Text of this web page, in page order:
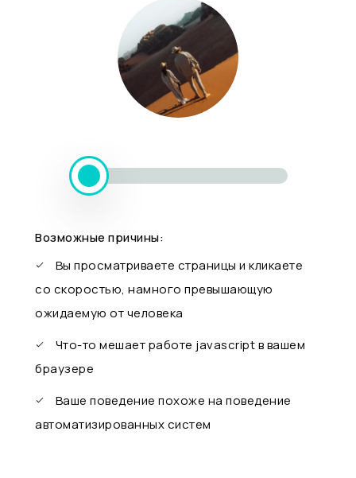
Возможные причины:
Вы просматриваете страницы и кликаете
со скоростью, намного превышающую
ожидаемую от человека
Что-то мешает работе javascript в вашем
браузере
Ваше поведение похоже на поведение
автоматизированных систем